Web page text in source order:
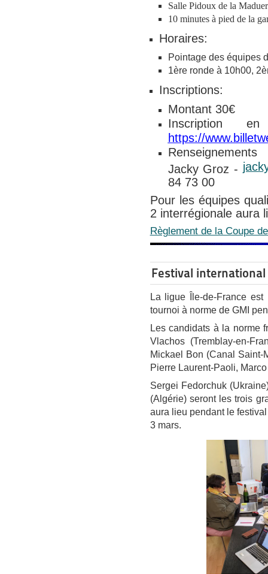
Salle Pidoux de la
10 minutes à pied de la
Horaires:
Pointage des équipes
1ère ronde à 10h00,
Inscriptions:
Montant 30€
Inscription
https://
Jacky Groz -
84 73 00
Pour les équipes
2 interrégionale aura
Règlement de la Coupe
Festival international
La ligue Île-de-France
tournoi à norme de GMI
Les candidats à la norme
Vlachos (Tremblay-en-
Mickael Bon (Canal
Pierre Laurent-Paoli,
Sergei Fedorchuk
(Algérie) seront les trois
aura lieu pendant le
3 mars.